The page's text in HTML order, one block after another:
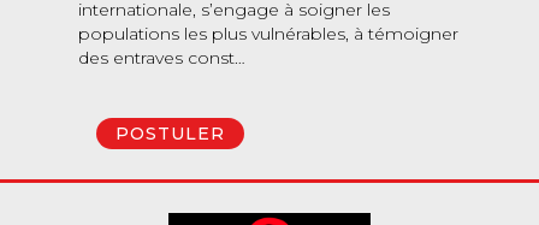
internationale, s’engage à soigner les
populations les plus vulnérables, à témoigner
des entraves const…
POSTULER